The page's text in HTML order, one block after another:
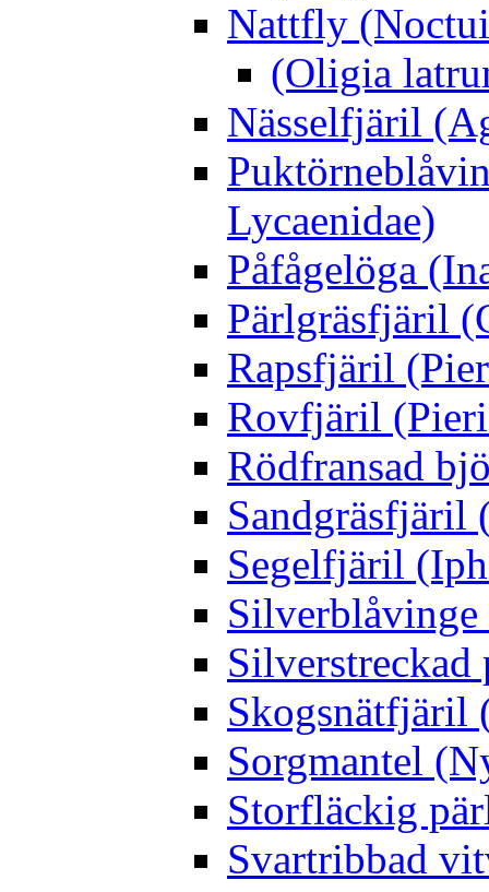
Nattfly
(Oligia
Nässelfjäril
Lycaenidae)
Påfågelöga
Pärlgräsfjäril
Rapsfjäril
Rovfjäril
Rödfransad
Sandgräsfjäril
Segelfjäril
Silverblåvinge
Skogsnätfjäril
Sorgmantel
Storfläckig
Svartribbad